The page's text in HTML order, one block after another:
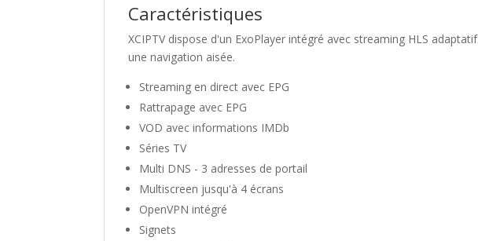
Caractéristiques
XCIPTV dispose d'un ExoPlayer intégré avec streaming HLS
une navigation aisée.
Streaming en direct avec EPG
Rattrapage avec EPG
VOD avec informations IMDb
Séries TV
Multi DNS - 3 adresses de portail
Multiscreen jusqu'à 4 écrans
OpenVPN intégré
Signets